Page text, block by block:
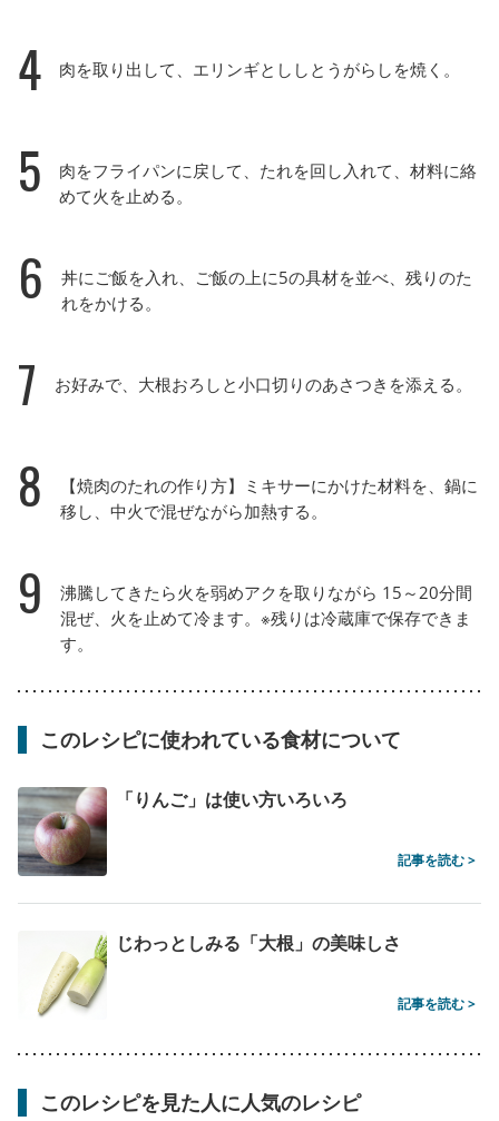
4 肉を取り出して、エリンギとししとうがらしを焼く。
5
肉をフライパンに戻して、たれを回し入れて、材料に絡
めて火を止める。
6
丼にご飯を入れ、ご飯の上に5の具材を並べ、残りのた
れをかける。
7 お好みで、大根おろしと小口切りのあさつきを添える。
8
【焼肉のたれの作り方】ミキサーにかけた材料を、鍋に
移し、中火で混ぜながら加熱する。
9
沸騰してきたら火を弱めアクを取りながら 15～20分間
混ぜ、火を止めて冷ます。※残りは冷蔵庫で保存できま
す。
このレシピに使われている食材について
「りんご」は使い方いろいろ
記事を読む >
じわっとしみる「大根」の美味しさ
記事を読む >
このレシピを見た人に人気のレシピ